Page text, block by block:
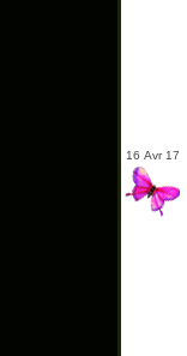
16 Avr 17